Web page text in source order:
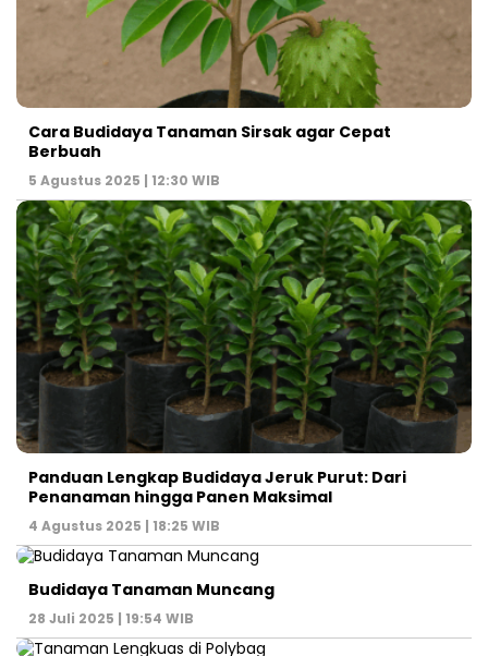
Cara Budidaya Tanaman Sirsak agar Cepat
Berbuah
5 Agustus 2025 | 12:30 WIB
Panduan Lengkap Budidaya Jeruk Purut: Dari
Penanaman hingga Panen Maksimal
4 Agustus 2025 | 18:25 WIB
Budidaya Tanaman Muncang
28 Juli 2025 | 19:54 WIB